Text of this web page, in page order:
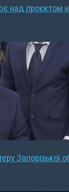
над проєктом
Запорізької